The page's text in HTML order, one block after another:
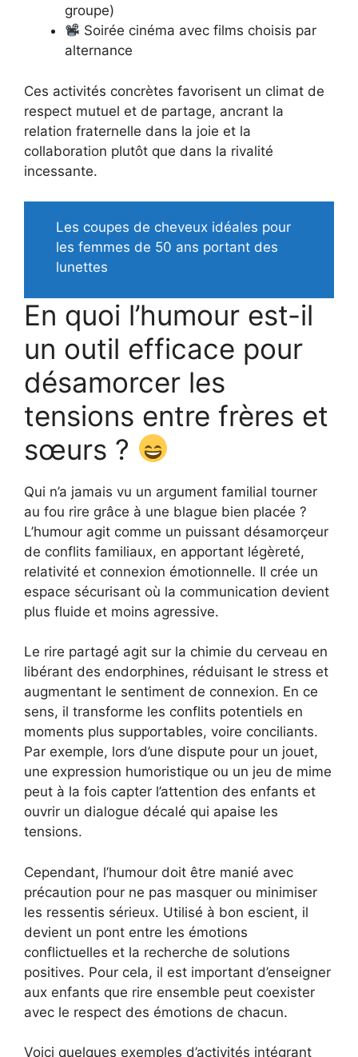
groupe)
Soirée cinéma avec films choisis par
alternance
Ces activités concrètes favorisent un climat de
respect mutuel et de partage, ancrant la
relation fraternelle dans la joie et la
collaboration plutôt que dans la rivalité
incessante.
Les coupes de cheveux idéales pour
les femmes de 50 ans portant des
lunettes
En quoi l’humour est-il
un outil efficace pour
désamorcer les
tensions entre frères et
sœurs ?
Qui n’a jamais vu un argument familial tourner
au fou rire grâce à une blague bien placée ?
L’humour agit comme un puissant désamorçeur
de conflits familiaux, en apportant légèreté,
relativité et connexion émotionnelle. Il crée un
espace sécurisant où la communication devient
plus fluide et moins agressive.
Le rire partagé agit sur la chimie du cerveau en
libérant des endorphines, réduisant le stress et
augmentant le sentiment de connexion. En ce
sens, il transforme les conflits potentiels en
moments plus supportables, voire conciliants.
Par exemple, lors d’une dispute pour un jouet,
une expression humoristique ou un jeu de mime
peut à la fois capter l’attention des enfants et
ouvrir un dialogue décalé qui apaise les
tensions.
Cependant, l’humour doit être manié avec
précaution pour ne pas masquer ou minimiser
les ressentis sérieux. Utilisé à bon escient, il
devient un pont entre les émotions
conflictuelles et la recherche de solutions
positives. Pour cela, il est important d’enseigner
aux enfants que rire ensemble peut coexister
avec le respect des émotions de chacun.
Voici quelques exemples d’activités intégrant